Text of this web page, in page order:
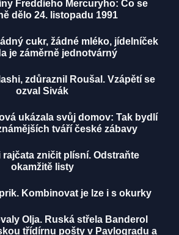
Freddieho Mercuryho: Co se
dělo 24. listopadu 1991
cukr, žádné mléko, jídelníček
je záměrně jednotvárný
zdůraznil Roušal. Vzápětí se
ozval Sivák
ukázala svůj domov: Tak bydlí
tváří české zábavy
rajčata zničit plísní. Odstraňte
okamžitě listy
Kombinovat je lze i s okurky
Olja. Ruská střela Banderol
třídírnu pošty v Pavlogradu a